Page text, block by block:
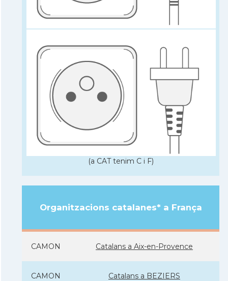
(a CAT tenim C i F)
Organitzacions catalanes* a França
CAMON Catalans a Aix-en-Provence
CAMON Catalans a BEZIERS